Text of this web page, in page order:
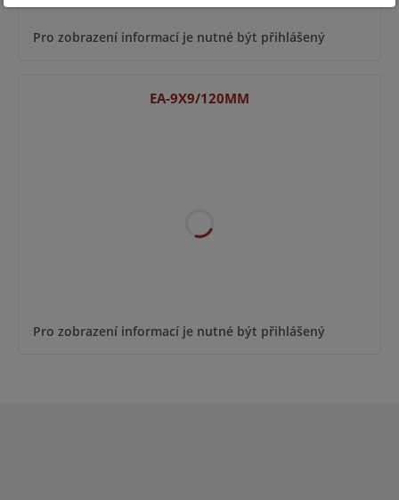
Pro zobrazení informací je nutné být přihlášený
EA-9X9/120MM
Pro zobrazení informací je nutné být přihlášený